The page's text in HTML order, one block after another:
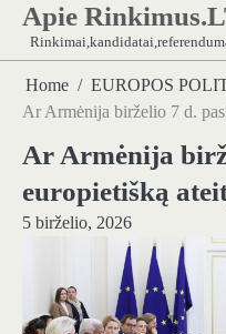
Skip
content
Apie
Home
EUROPOS
Ar Armėnija birželio 7 d.
Ar Armėnija
europietišką
5 birželio, 2026